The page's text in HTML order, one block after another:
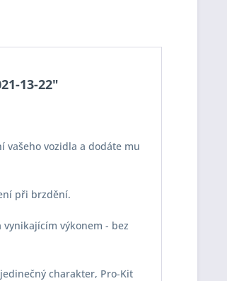
13-22"
vašeho vozidla a dodáte mu
při brzdění.
výkonem - bez
charakter, Pro-Kit